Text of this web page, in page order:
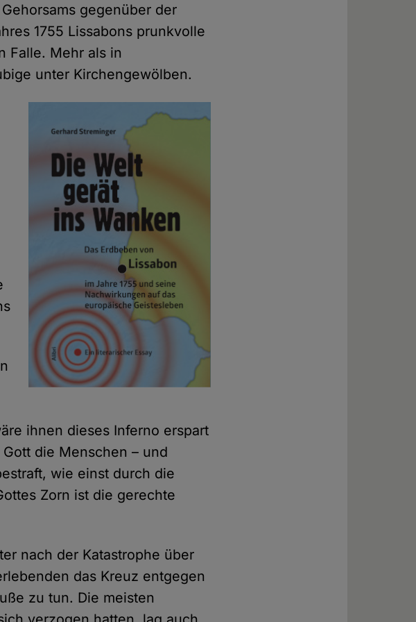
gegenüber der
1755 Lissabons prunkvolle
Falle. Mehr als in
unter Kirchengewölben.
ihnen dieses Inferno erspart
die Menschen – und
wie einst durch die
Zorn ist die gerechte
nach der Katastrophe über
das Kreuz entgegen
zu tun. Die meisten